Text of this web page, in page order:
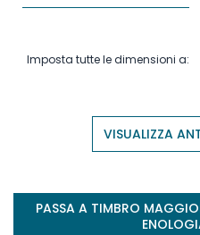
Imposta tutte le dimensioni a:
VISUALIZZA
PASSA A TIMBRO